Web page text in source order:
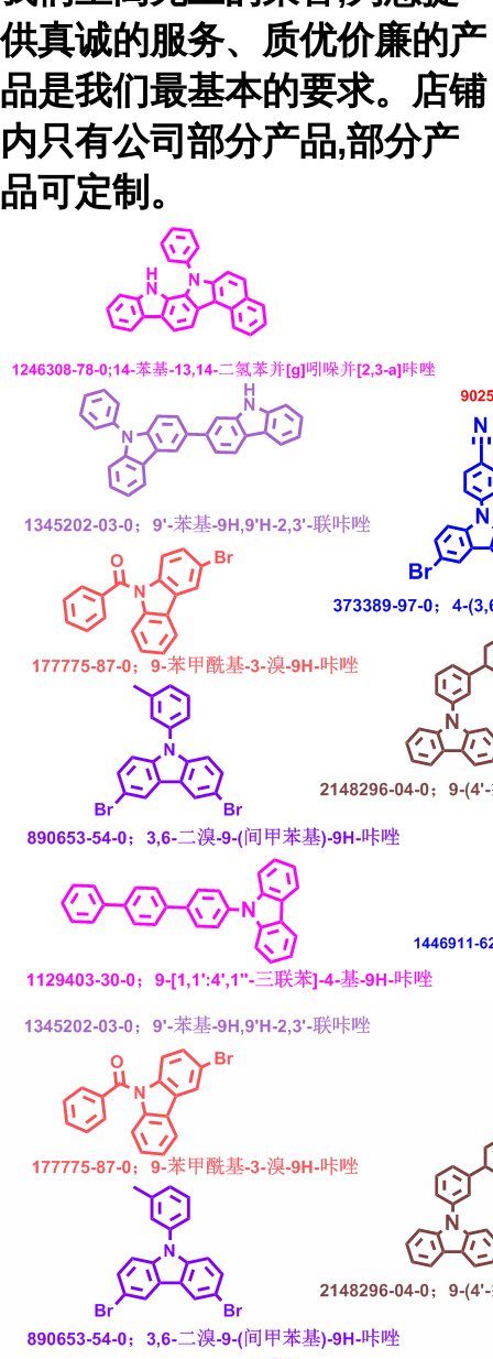
供真诚的服务、质优价廉的产
品是我们最基本的要求。店铺
内只有公司部分产品,部分产
品可定制。